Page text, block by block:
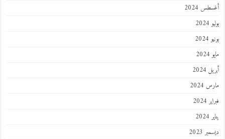
أغسطس 2024
يوليو 2024
يونيو 2024
مايو 2024
أبريل 2024
مارس 2024
فبراير 2024
يناير 2024
ديسمبر 2023